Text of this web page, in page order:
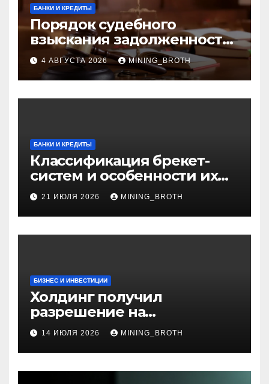
БАНКИ И КРЕДИТЫ
Порядок судебного
взыскания задолженности:
ключевые стадии и
нюансы
4 АВГУСТА 2026 MINING_BROTH
БАНКИ И КРЕДИТЫ
Классификация брекет-
систем и особенности их
установки
21 ИЮЛЯ 2026 MINING_BROTH
БИЗНЕС И ИНВЕСТИЦИИ
Холдинг получил
разрешение на
приобретение банка в
Турции
14 ИЮЛЯ 2026 MINING_BROTH